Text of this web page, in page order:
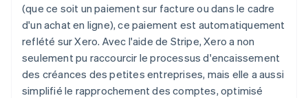
(que ce soit un paiement sur facture ou dans le cadre
d'un achat en ligne), ce paiement est automatiquement
reflété sur Xero. Avec l'aide de Stripe, Xero a non
seulement pu raccourcir le processus d'encaissement
des créances des petites entreprises, mais elle a aussi
simplifié le rapprochement des comptes, optimisé